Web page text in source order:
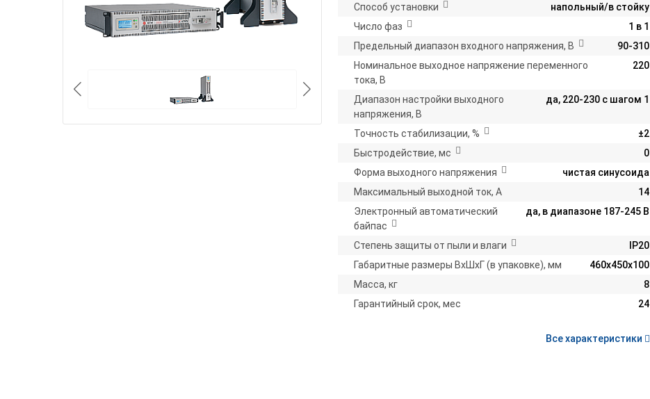
Способ установки
напольный/в стойку
Число фаз
1 в 1
Предельный диапазон входного напряжения, В
90-310
Номинальное выходное напряжение переменного
тока, В
220
Диапазон настройки выходного
напряжения, В
да, 220-230 с шагом 1
Точность стабилизации, %
±2
Быстродействие, мс
0
Форма выходного напряжения
чистая синусоида
Максимальный выходной ток, А
14
Электронный автоматический
байпас
да, в диапазоне 187-245 В
Степень защиты от пыли и влаги
IP20
Габаритные размеры ВхШхГ (в упаковке), мм
460х450х100
Масса, кг
8
Гарантийный срок, мес
24
Все характеристики